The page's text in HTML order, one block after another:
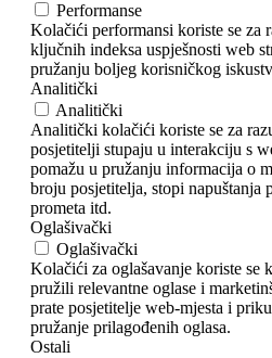
Performanse
Kolačići performansi koriste se za
ključnih indeksa uspješnosti web
pružanju boljeg korisničkog
Analitički
Analitički
Analitički kolačići koriste se za
posjetitelji stupaju u interakciju s
pomažu u pružanju informacija o
broju posjetitelja, stopi napuštanja
prometa itd.
Oglašivački
Oglašivački
Kolačići za oglašavanje koriste se
pružili relevantne oglase i
prate posjetitelje web-mjesta i
pružanje prilagođenih oglasa.
Ostali